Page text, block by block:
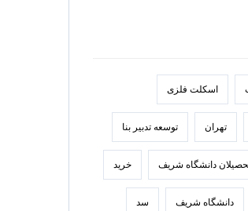
اسکلت فلزی
تهران توسعه تدبير بنا
دانشگاه شریف خرید
دانشگاه شریف سد